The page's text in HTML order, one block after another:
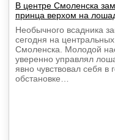
В центре Смоленска
принца верхом на
Необычного всадника
сегодня на
Смоленска. Молодой
уверенно управлял
явно чувствовал себя в
обстановке…